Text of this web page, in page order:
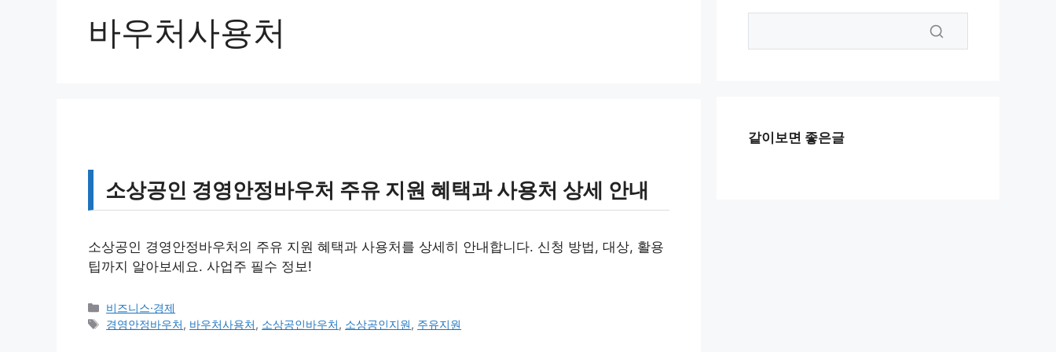
바우처사용처
소상공인 경영안정바우처 주유 지원 혜택과 사용처 상세 안내
소상공인 경영안정바우처의 주유 지원 혜택과 사용처를 상세히 안내합니다. 신청 방법, 대상, 활용
팁까지 알아보세요. 사업주 필수 정보!
카
테
비즈니스·경제
태
경영안정바우처, 바우처사용처, 소상공인바우처, 소상공인지원, 주유지원
같이보면 좋은글